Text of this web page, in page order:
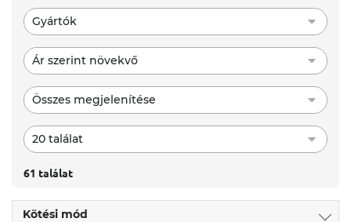
Gyártók
Ár szerint növekvő
Összes megjelenítése
20 találat
61 találat
Kötési mód